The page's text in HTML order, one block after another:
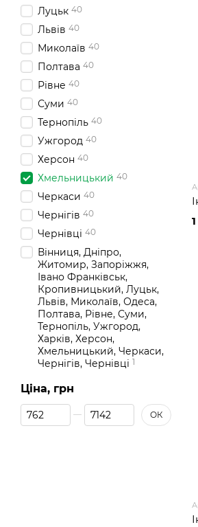
Луцьк 40
Львів 40
Миколаїв 40
Полтава 40
Рівне 40
Суми 40
Тернопіль 40
Ужгород 40
Херсон 40
Хмельницький 40
Черкаси 40
Чернігів 40
Чернівці 40
Вінниця, Дніпро,
Житомир, Запоріжжя,
Івано Франківськ,
Кропивницький, Луцьк,
Львів, Миколаїв, Одеса,
Полтава, Рівне, Суми,
Тернопіль, Ужгород,
Харків, Херсон,
Хмельницький, Черкаси,
Чернігів, Чернівці 1
Ціна, грн
Від Ціна, грн
До Ціна, грн ОК